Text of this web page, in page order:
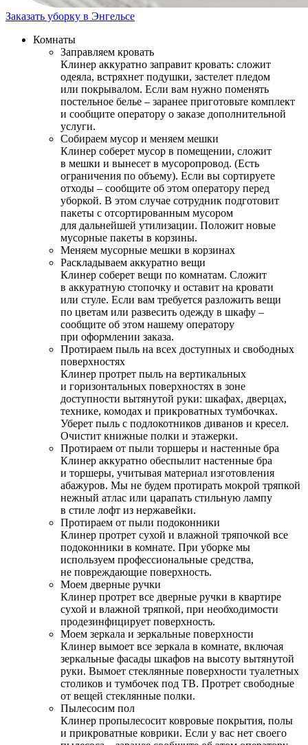
Заказать уборку в Энгельсе
Комнаты
Заправляем кровать
Клинер аккуратно заправит кровать: сложит
одеяла, встряхнет подушки, застелет пледом
или покрывалом. Если вам нужно поменять
постельное белье – заранее приготовьте комплект
и сообщите оператору о заказе дополнительной
услуги.
Собираем мусор и меняем мешки
Клинер соберет мусор в помещении, сложит
в мешки и вынесет в мусоропровод. (Есть
ограничения по объему). Если вы сортируете
отходы – сообщите об этом оператору перед
уборкой. В этом случае сотрудник подготовит
пакеты с отсортированным мусором
для дальнейшей утилизации. Положит новые
мусорные пакеты в корзины.
Меняем мусорные мешки в корзинах
Раскладываем аккуратно вещи
Клинер соберет вещи по комнатам. Сложит
в аккуратную стопочку и оставит на кровати
или стуле. Если вам требуется разложить вещи
по цветам или развесить одежду в шкафу –
сообщите об этом нашему оператору
при оформлении заказа.
Протираем пыль на всех доступных и свободных
поверхностях
Клинер протрет пыль на вертикальных
и горизонтальных поверхностях в зоне
доступности вытянутой руки: шкафах, дверцах,
технике, комодах и прикроватных тумбочках.
Уберет пыль с подлокотников диванов и кресел.
Очистит книжные полки и этажерки.
Протираем от пыли торшеры и настенные бра
Клинер аккуратно обеспылит настенные бра
и торшеры, учитывая материал изготовления
абажуров. Мы не будем протирать мокрой тряпкой
нежный атлас или царапать стильную лампу
в стиле лофт из нержавейки.
Протираем от пыли подоконники
Клинер протрет сухой и влажной тряпочкой все
подоконники в комнате. При уборке мы
используем профессиональные средства,
не повреждающие поверхность.
Моем дверные ручки
Клинер протрет все дверные ручки в квартире
сухой и влажной тряпкой, при необходимости
продезинфицирует поверхность.
Моем зеркала и зеркальные поверхности
Клинер вымоет все зеркала в комнате, включая
зеркальные фасады шкафов на высоту вытянутой
руки. Вымоет стеклянные поверхности туалетных
столиков и тумбочек под ТВ. Протрет свободные
от вещей стеклянные полки.
Пылесосим пол
Клинер пропылесосит ковровые покрытия, полы
и прикроватные коврики. Если у вас нет своего